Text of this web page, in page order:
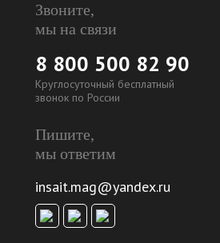
Звоните,
мы на связи
8 800 500 82 90
Круглосуточный бесплатный
звонок по России
Пишите,
мы ответим
insait.mag@yandex.ru